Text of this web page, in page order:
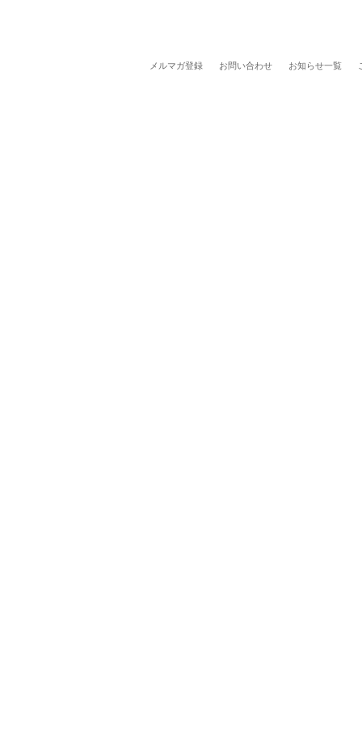
メルマガ登録 お問い合わせ お知らせ一覧